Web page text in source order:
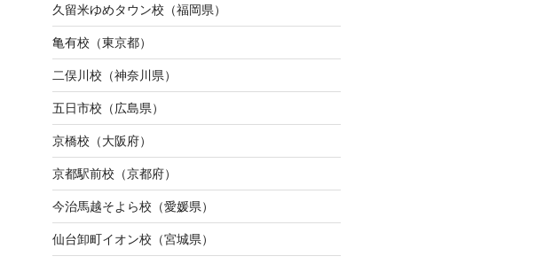
久留米ゆめタウン校（福岡県）
亀有校（東京都）
二俣川校（神奈川県）
五日市校（広島県）
京橋校（大阪府）
京都駅前校（京都府）
今治馬越そよら校（愛媛県）
仙台卸町イオン校（宮城県）